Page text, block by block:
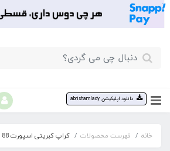
دانلود اپلیکیشن abrishamlady
خانه فهرست محصولات کراپ کبریتی اسپورت 88